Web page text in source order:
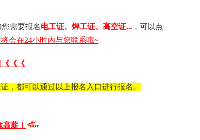
需要 报名电工证 、 焊工证 、 高空证... ，可以点
会在24小时内与您联系哦~
《《《
，都可以通过以上报名入口进行报名。
薪！